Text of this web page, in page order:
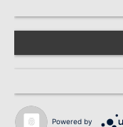
Powered by